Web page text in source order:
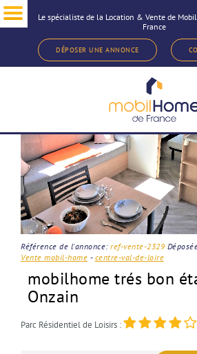
Le spécialiste de la Location & Vente de
France
DÉPOSER UNE ANNONCE
< Revenir à la sélection d'annonce
Référence de l'annonce: ref-vente-2329
Vente mobil-home - centre-val-de-loire
mobilhome trés bon
Onzain
Parc Résidentiel de Loisirs :